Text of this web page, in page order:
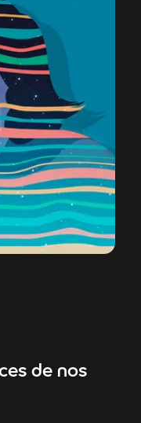
de nos